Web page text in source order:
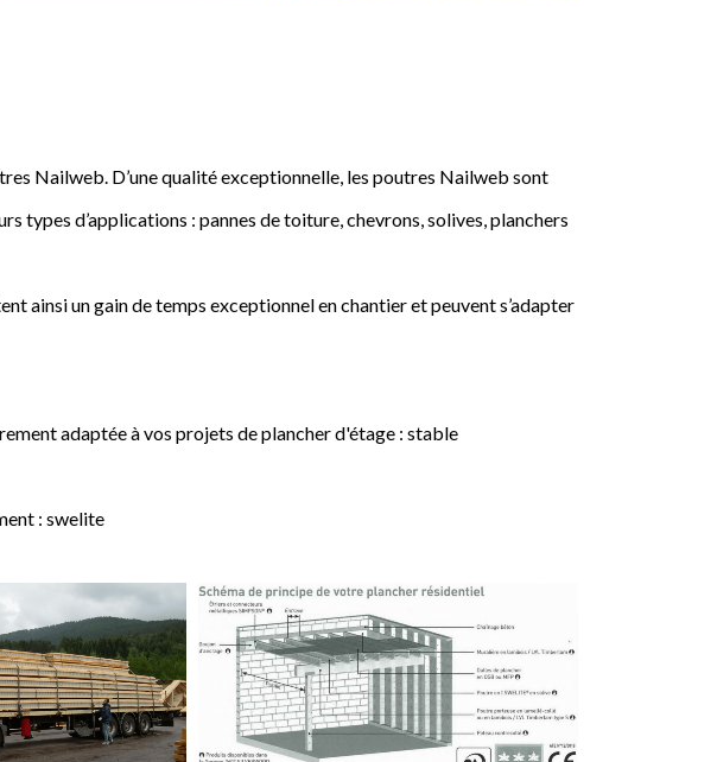
Nailweb. D’une qualité exceptionnelle, les poutres Nailweb sont
types d’applications : pannes de toiture, chevrons, solives, planchers
ainsi un gain de temps exceptionnel en chantier et peuvent s’adapter
adaptée à vos projets de plancher d'étage : stable
: swelite